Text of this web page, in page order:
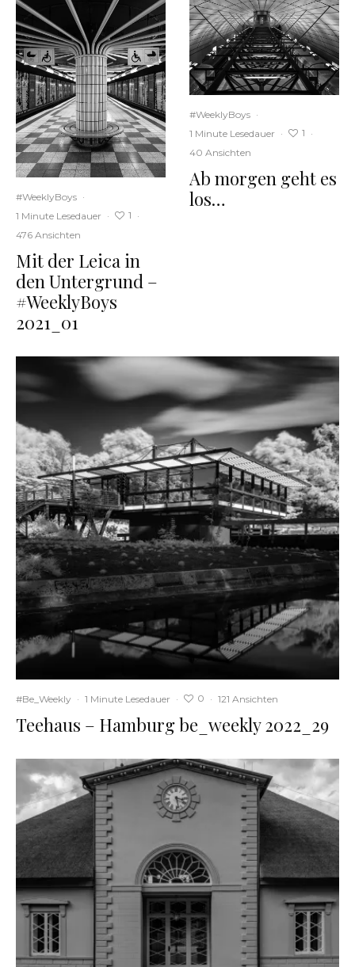
#WeeklyBoys ·
1 Minute Lesedauer · 1 ·
476 Ansichten
Mit der Leica in
den Untergrund –
#WeeklyBoys
2021_01
#WeeklyBoys ·
1 Minute Lesedauer · 1 ·
40 Ansichten
Ab morgen geht es
los…
#Be_Weekly · 1 Minute Lesedauer · 0 · 121 Ansichten
Teehaus – Hamburg be_weekly 2022_29